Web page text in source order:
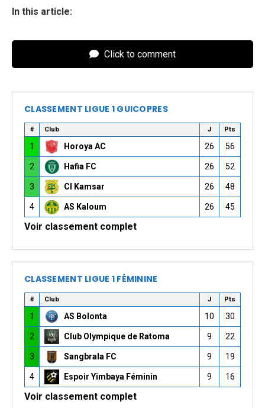
In this article:
Click to comment
CLASSEMENT LIGUE 1 GUICOPRES
# Club J Pts
1 Horoya AC 26 56
2 Hafia FC 26 52
3 CI Kamsar 26 48
4 AS Kaloum 26 45
Voir classement complet
CLASSEMENT LIGUE 1 FÉMININE
# Club J Pts
1 AS Bolonta 10 30
2 Club Olympique de Ratoma 9 22
3 Sangbrala FC 9 19
4 Espoir Yimbaya Féminin 9 16
Voir classement complet